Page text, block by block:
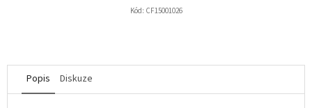
Kód: CF15001026
Popis Diskuze